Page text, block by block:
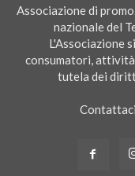
Associazione di
nazionale del
L'Associazione
consumatori,
tutela dei